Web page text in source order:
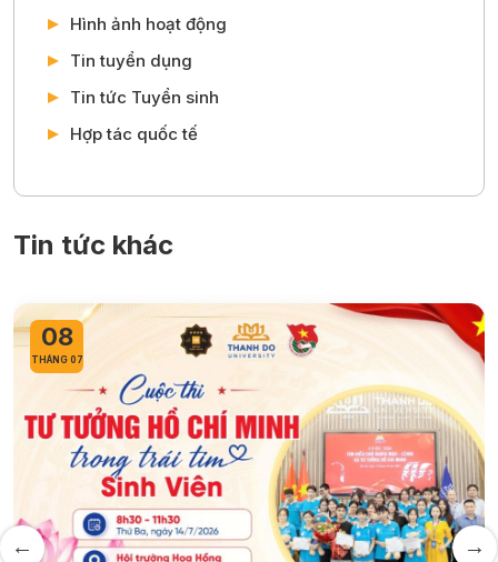
Hình ảnh hoạt động
Tin tuyển dụng
Tin tức Tuyển sinh
Hợp tác quốc tế
Tin tức khác
08
THÁNG 07